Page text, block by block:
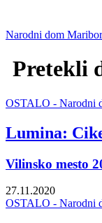
Narodni dom Maribor
Pretekli
OSTALO - Narodni
Lumina:
Vilinsko mesto
27.11.2020
OSTALO - Narodni